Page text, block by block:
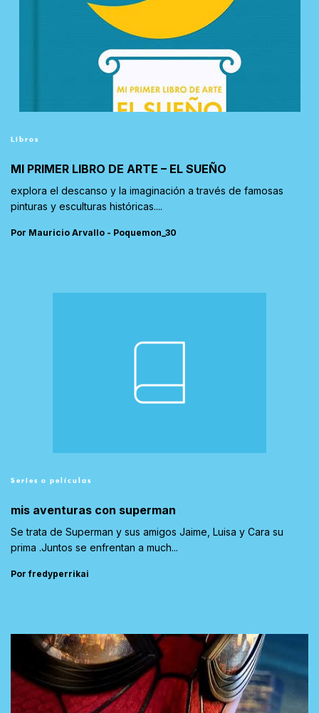
Libros
MI PRIMER LIBRO DE ARTE – EL SUEÑO
explora el descanso y la imaginación a través de famosas
pinturas y esculturas históricas....
Por Mauricio Arvallo - Poquemon_30
Series o películas
mis aventuras con superman
Se trata de Superman y sus amigos Jaime, Luisa y Cara su
prima .Juntos se enfrentan a much...
Por fredyperrikai